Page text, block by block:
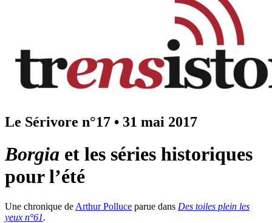
Le Sérivore n°17 • 31 mai 2017
Borgia et les séries historiques
pour l’été
Une chronique de Arthur Polluce parue dans Des toiles plein les
yeux n°61.